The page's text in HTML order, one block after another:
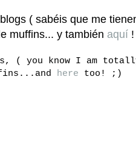
( sabéis que me
muffins... y también aquí
( you know I am
here too! ;)